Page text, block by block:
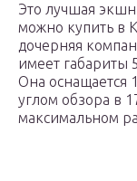
Это лучшая
можно купить в
дочерняя
имеет габариты
Она
углом обзора в
максимальном